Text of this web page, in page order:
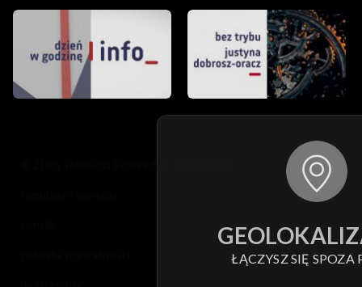
ŁĄCZYSZ SIĘ SPOZA